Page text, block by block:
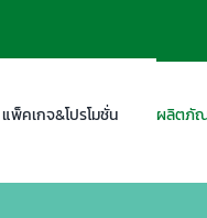
แพ็คเกจ&โปรโมชั่น ผลิตภัณ